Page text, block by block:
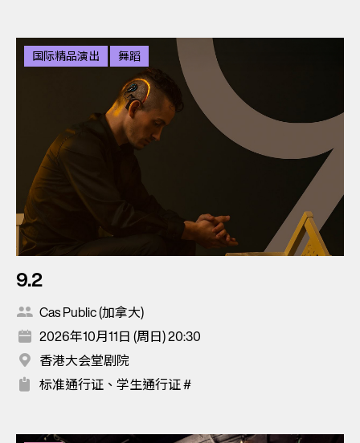
国际精品演出 舞蹈
9.2
Cas Public (加拿大)
2026年10月11日 (周日) 20:30
香港大会堂剧院
标准通行证、学生通行证 #